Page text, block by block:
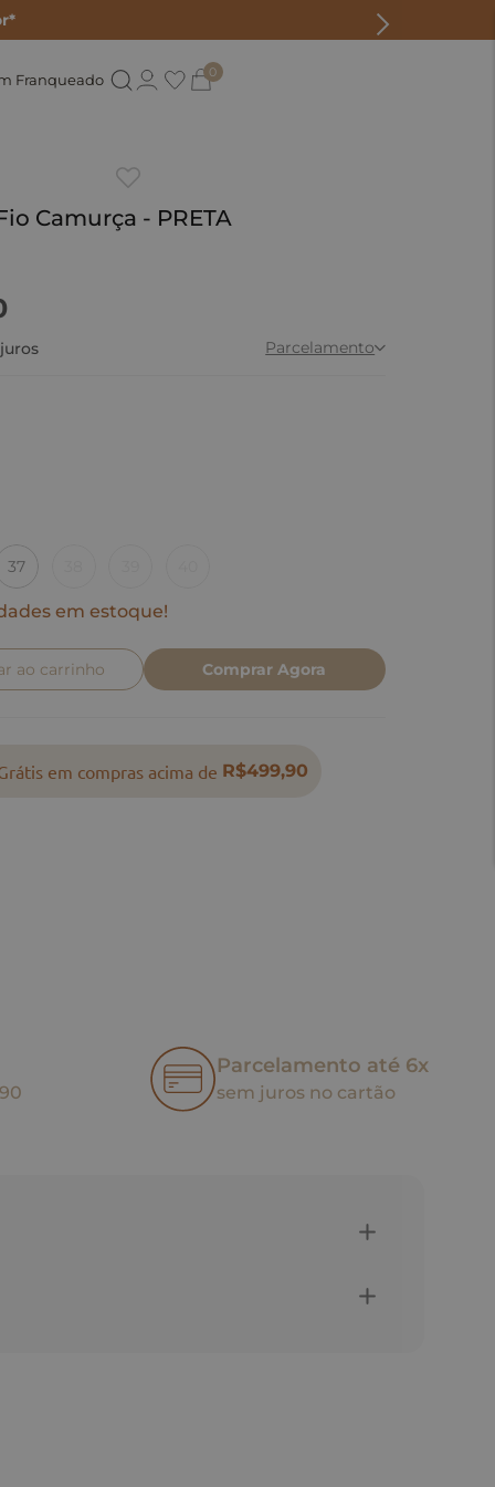
Franqueado 0
Camurça - PRETA
Parcelamento
37
em estoque!
ao carrinho Comprar Agora
em compras acima de R$499,90
Parcelamento até 6x
sem juros no cartão